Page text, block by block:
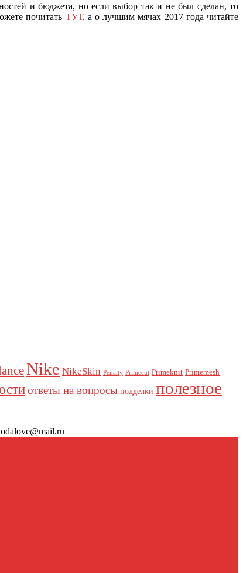
и бюджета, но если выбор так и не был сделан, то
почитать ТУТ, а о лучшим мячах 2017 года читайте
Nike NikeSkin Penalty Primecut Primeknit Primemesh
ответы на вопросы подделки полезное